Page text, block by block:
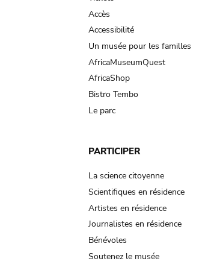
Accès
Accessibilité
Un musée pour les familles
AfricaMuseumQuest
AfricaShop
Bistro Tembo
Le parc
PARTICIPER
La science citoyenne
Scientifiques en résidence
Artistes en résidence
Journalistes en résidence
Bénévoles
Soutenez le musée